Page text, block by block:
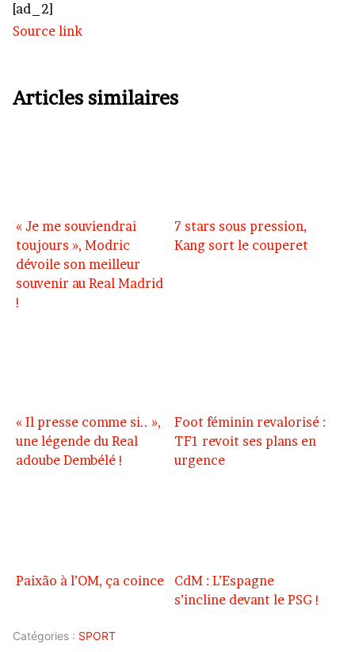
[ad_2]
Source link
Articles similaires
« Je me souviendrai
toujours », Modric
dévoile son meilleur
souvenir au Real Madrid
!
7 stars sous pression,
Kang sort le couperet
« Il presse comme si.. »,
une légende du Real
adoube Dembélé !
Foot féminin revalorisé :
TF1 revoit ses plans en
urgence
Paixão à l’OM, ça coince
CdM : L’Espagne
s’incline devant le PSG !
Catégories : SPORT